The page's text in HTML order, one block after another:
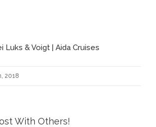
2018
With Others!